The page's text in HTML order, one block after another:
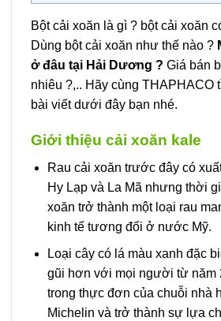
Bột cải xoăn là gì ? bột cải xoăn
Dùng bột cải xoăn như thế nào ?
ở đâu tại Hải Dương ? Giá bán
nhiêu ?,.. Hãy cùng THAPHACO
bài viết dưới đây bạn nhé.
Giới thiệu cải xoăn kale
Rau cải xoăn trước đây có
Hy Lạp và La Mã nhưng thời
xoăn trở thành một loại rau
kinh tế tương đối ở nước Mỹ.
Loại cây có lá màu xanh đặc
gũi hơn với mọi người từ năm
trong thực đơn của chuỗi nhà
Michelin và trở thành sự lựa